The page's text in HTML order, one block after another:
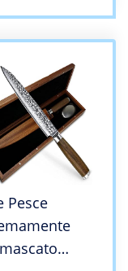
Pesce